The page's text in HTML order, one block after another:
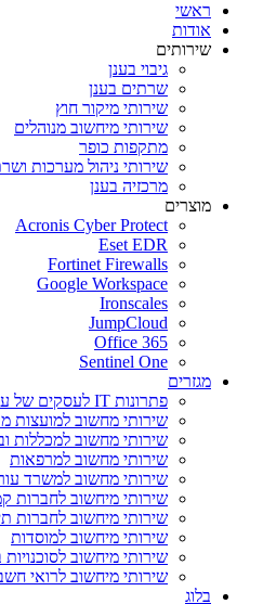
ראשי
אודות
שירותים
גיבוי בענן
שרתים בענן
שירותי מיקור חוץ
שירותי מיחשוב מנוהלים
מתקפות כופר
שירותי ניהול מערכות
מרכזיה בענן
מוצרים
Acronis Cyber Protect
Eset EDR
Fortinet Firewalls
Google Workspace
Ironscales
JumpCloud
Office 365
Sentinel One
מגזרים
פתרונות IT לעסקים של עמילות מכס
שירותי מחשוב למועצות
שירותי מחשוב למכללות
שירותי מחשוב למרפאות
שירותי מחשוב למשרד
שירותי מיחשוב לחברות
שירותי מיחשוב לחברות
שירותי מיחשוב למוסדות
שירותי מיחשוב לסוכנויות
שירותי מיחשוב לרואי
בלוג